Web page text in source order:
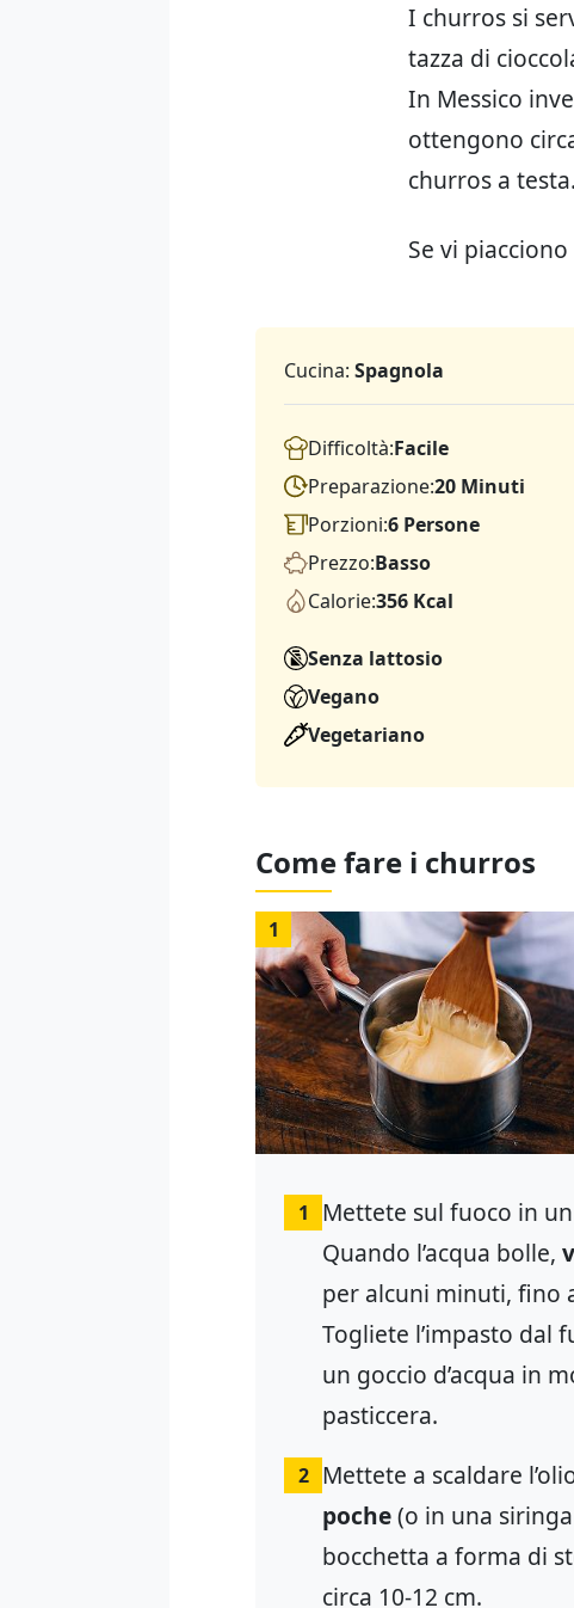
I churros si
tazza di
In Messico
ottengono
churros a testa.
Se vi
Cucina: Spagnola
Difficoltà:Facile
Preparazione:20 Minuti
Porzioni:6 Persone
Prezzo:Basso
Calorie:356 Kcal
Senza lattosio
Vegano
Vegetariano
Come fare i churros
1
1
Mettete sul fuoco in
Quando l’acqua bolle,
per alcuni minuti, fino
Togliete l’impasto dal
un goccio d’acqua in
pasticcera.
2 Mettete a scaldare
poche(o in una
bocchetta a forma di
circa 10-12 cm.